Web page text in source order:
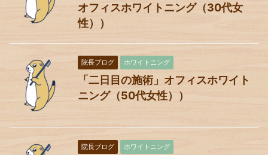
オフィスホワイトニング（30代女
性））
院長ブログ ホワイトニング
「二日目の施術」オフィスホワイト
ニング（50代女性））
院長ブログ ホワイトニング